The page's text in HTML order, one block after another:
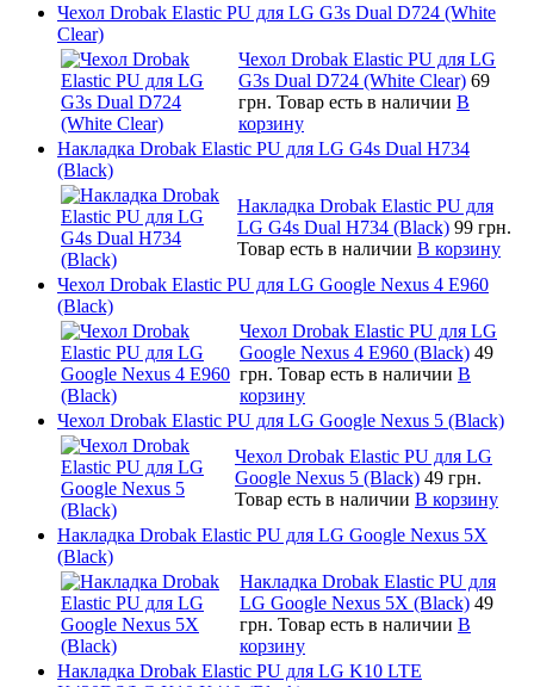
Чехол Drobak Elastic PU для LG G3s Dual D724 (White
Clear)
Чехол Drobak Elastic PU для LG
G3s Dual D724 (White Clear) 69
грн. Товар есть в наличии В
корзину
Накладка Drobak Elastic PU для LG G4s Dual H734
(Black)
Накладка Drobak Elastic PU для
LG G4s Dual H734 (Black) 99 грн.
Товар есть в наличии В корзину
Чехол Drobak Elastic PU для LG Google Nexus 4 E960
(Black)
Чехол Drobak Elastic PU для LG
Google Nexus 4 E960 (Black) 49
грн. Товар есть в наличии В
корзину
Чехол Drobak Elastic PU для LG Google Nexus 5 (Black)
Чехол Drobak Elastic PU для LG
Google Nexus 5 (Black) 49 грн.
Товар есть в наличии В корзину
Накладка Drobak Elastic PU для LG Google Nexus 5X
(Black)
Накладка Drobak Elastic PU для
LG Google Nexus 5X (Black) 49
грн. Товар есть в наличии В
корзину
Накладка Drobak Elastic PU для LG K10 LTE